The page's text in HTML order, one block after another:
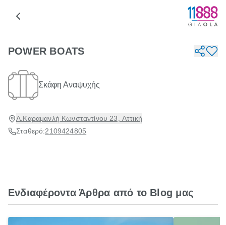
POWER BOATS
Σκάφη Αναψυχής
Λ.Καραμανλή Κωνσταντίνου 23, Αττική
Σταθερό:2109424805
Ενδιαφέροντα Άρθρα από το Blog μας